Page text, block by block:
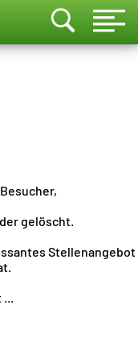
gelöscht.
Stellenangebot